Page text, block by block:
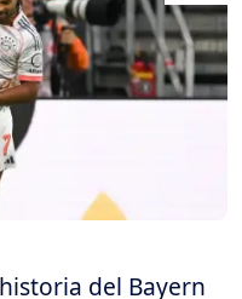
del Bayern